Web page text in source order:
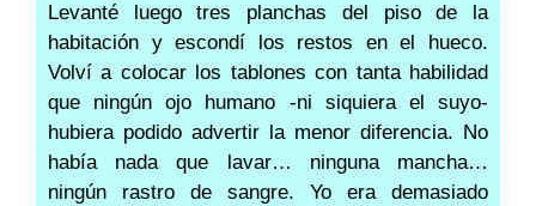
Levanté luego tres planchas del piso de la
habitación y escondí los restos en el hueco.
Volví a colocar los tablones con tanta habilidad
que ningún ojo humano -ni siquiera el suyo-
hubiera podido advertir la menor diferencia. No
había nada que lavar… ninguna mancha…
ningún rastro de sangre. Yo era demasiado